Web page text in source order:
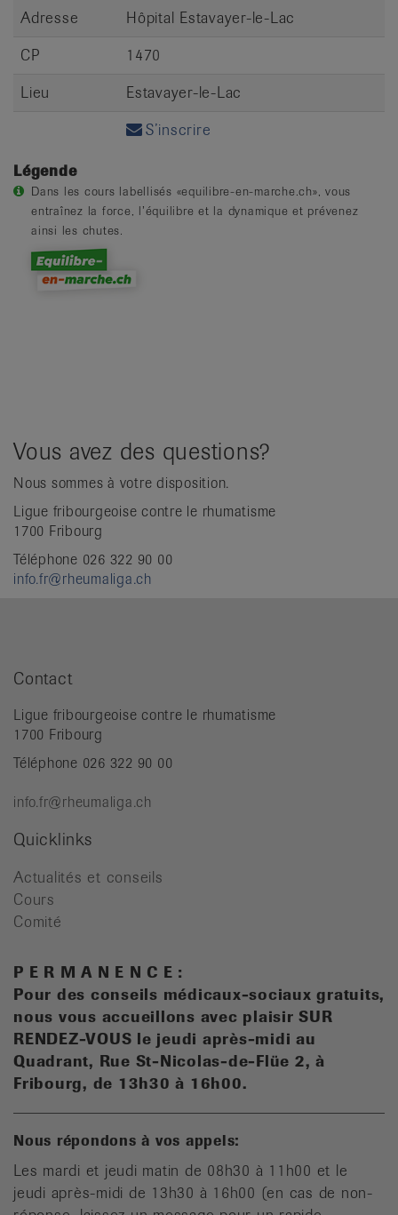
Adresse
Hôpital Estavayer-le-Lac
CP
1470
Lieu
Estavayer-le-Lac
S’inscrire
Légende
Dans les cours labellisés «equilibre-en-marche.ch», vous
entraînez la force, l’équilibre et la dynamique et prévenez
ainsi les chutes.
Vous avez des questions?
Nous sommes à votre disposition.
Ligue fribourgeoise contre le rhumatisme
1700 Fribourg
Téléphone 026 322 90 00
info.fr@rheumaliga.ch
Contact
Ligue fribourgeoise contre le rhumatisme
1700 Fribourg
Téléphone 026 322 90 00
info.fr@rheumaliga.ch
Quicklinks
Actualités et conseils
Cours
Comité
P E R M A N E N C E :
Pour des conseils médicaux-sociaux gratuits,
nous vous accueillons avec plaisir SUR
RENDEZ-VOUS le jeudi après-midi au
Quadrant, Rue St-Nicolas-de-Flüe 2, à
Fribourg, de 13h30 à 16h00.
Nous répondons à vos appels:
Les mardi et jeudi matin de 08h30 à 11h00 et le
jeudi après-midi de 13h30 à 16h00 (en cas de non-